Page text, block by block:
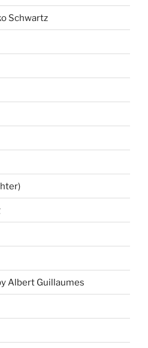
Schwartz
Albert Guillaumes